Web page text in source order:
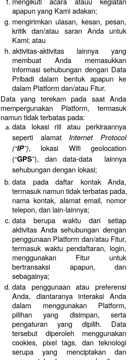
apapun yang Kami adakan;
mengirimkan ulasan, kesan, pesan,
kritik dan/atau saran Anda untuk
Kami; atau
aktivitas-aktivitas lainnya yang
membuat Anda memasukkan
informasi sehubungan dengan Data
Pribadi dalam bentuk apapun ke
dalam Platform dan/atau Fitur.
Data yang terekam pada saat Anda
mempergunakan Platform, termasuk
namun tidak terbatas pada:
data lokasi riil atau perkiraannya
seperti alamat Internet Protocol
(“IP”), lokasi Wifi geolocation
(“GPS”), dan data-data  lainnya
sehubungan dengan lokasi;
data pada daftar kontak Anda,
termasuk namun tidak terbatas pada,
nama kontak, alamat email, nomor
telepon, dan lain-lainnya;
data berupa waktu dari setiap
aktivitas Anda sehubungan dengan
penggunaan Platform dan/atau Fitur,
termasuk waktu pendaftaran, login,
menggunakan Fitur untuk
bertransaksi apapun, dan
sebagainya;
data penggunaan atau preferensi
Anda, diantaranya interaksi Anda
dalam menggunakan Platform,
pilihan yang disimpan, serta
pengaturan yang dipilih. Data
tersebut diperoleh menggunakan
cookies, pixel tags, dan teknologi
serupa yang menciptakan dan